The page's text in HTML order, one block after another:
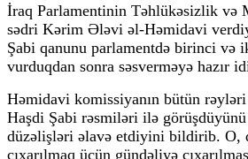
İraq Parlamentinin Təhlükəsizlik və
sədri Kərim Ələvi əl-Həmidavi
Şabi qanunu parlamentdə birinci və
vurduqdan sonra səsverməyə hazır
Həmidavi komissiyanın bütün rəyləri
Haşdi Şabi rəsmiləri ilə görüşdüyünü
düzəlişləri əlavə etdiyini bildirib. O,
çıxarılmaq üçün gündəliyə